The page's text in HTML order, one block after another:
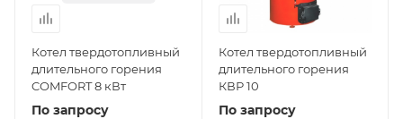
Котел твердотопливный
длительного горения
COMFORT 8 кВт
По запросу
Котел твердотопливный
длительного горения
КВР 10
По запросу